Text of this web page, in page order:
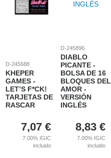
D-245688
KHEPER
GAMES -
LET’S F*CK!
TARJETAS DE
RASCAR
7,07 €
7.00% IGIC
incluido
D-245896
DIABLO
PICANTE -
BOLSA DE 16
BLOQUES DEL
AMOR -
VERSIÓN
INGLÉS
8,83 €
7.00% IGIC
incluido